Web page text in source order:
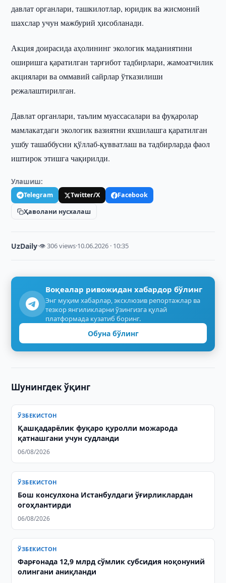
давлат органлари, ташкилотлар, юридик ва жисмоний
шахслар учун мажбурий ҳисобланади.
Акция доирасида аҳолининг экологик маданиятини
оширишга қаратилган тарғибот тадбирлари, жамоатчилик
акциялари ва оммавий сайрлар ўтказилиши
режалаштирилган.
Давлат органлари, таълим муассасалари ва фуқаролар
мамлакатдаги экологик вазиятни яхшилашга қаратилган
ушбу ташаббусни қўллаб-қувватлаш ва тадбирларда фаол
иштирок этишга чақирилди.
Улашиш:
Telegram Twitter/X
Facebook
Ҳаволани нусхалаш
UzDaily·👁 306 views·10.06.2026 · 10:35
Воқеалар ривожидан хабардор бўлинг
Энг муҳим хабарлар, эксклюзив репортажлар ва
тезкор янгиликларни ўзингизга қулай
платформада кузатиб боринг.
Обуна бўлинг
Шунингдек ўқинг
ЎЗБЕКИСТОН
Қашқадарёлик фуқаро қуролли можарода
қатнашгани учун судланди
06/08/2026
ЎЗБЕКИСТОН
Бош консулхона Истанбулдаги ўғирликлардан
огоҳлантирди
06/08/2026
ЎЗБЕКИСТОН
Фарғонада 12,9 млрд сўмлик субсидия ноқонуний
олингани аниқланди